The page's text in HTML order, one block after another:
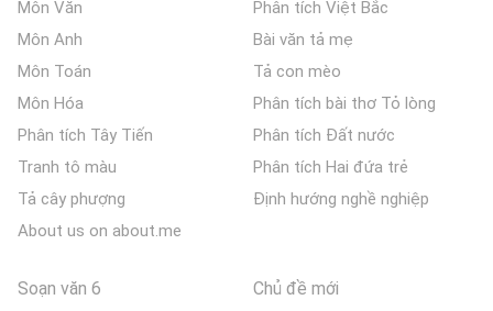
Môn Văn
Môn Anh
Môn Toán
Môn Hóa
Phân tích Tây Tiến
Tranh tô màu
Tả cây phượng
About us on about.me
Phân tích Việt Bắc
Bài văn tả mẹ
Tả con mèo
Phân tích bài thơ Tỏ lòng
Phân tích Đất nước
Phân tích Hai đứa trẻ
Định hướng nghề nghiệp
Soạn văn 6 Chủ đề mới